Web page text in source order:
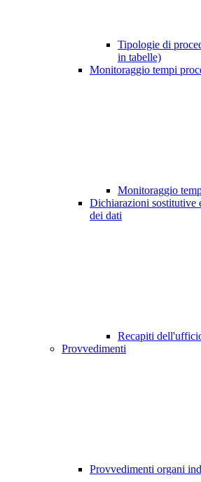
Tipologie di
in tabelle)
Monitoraggio tempi
Monitoraggio
Dichiarazioni sostitutive
dei dati
Recapiti
Provvedimenti
Provvedimenti organi